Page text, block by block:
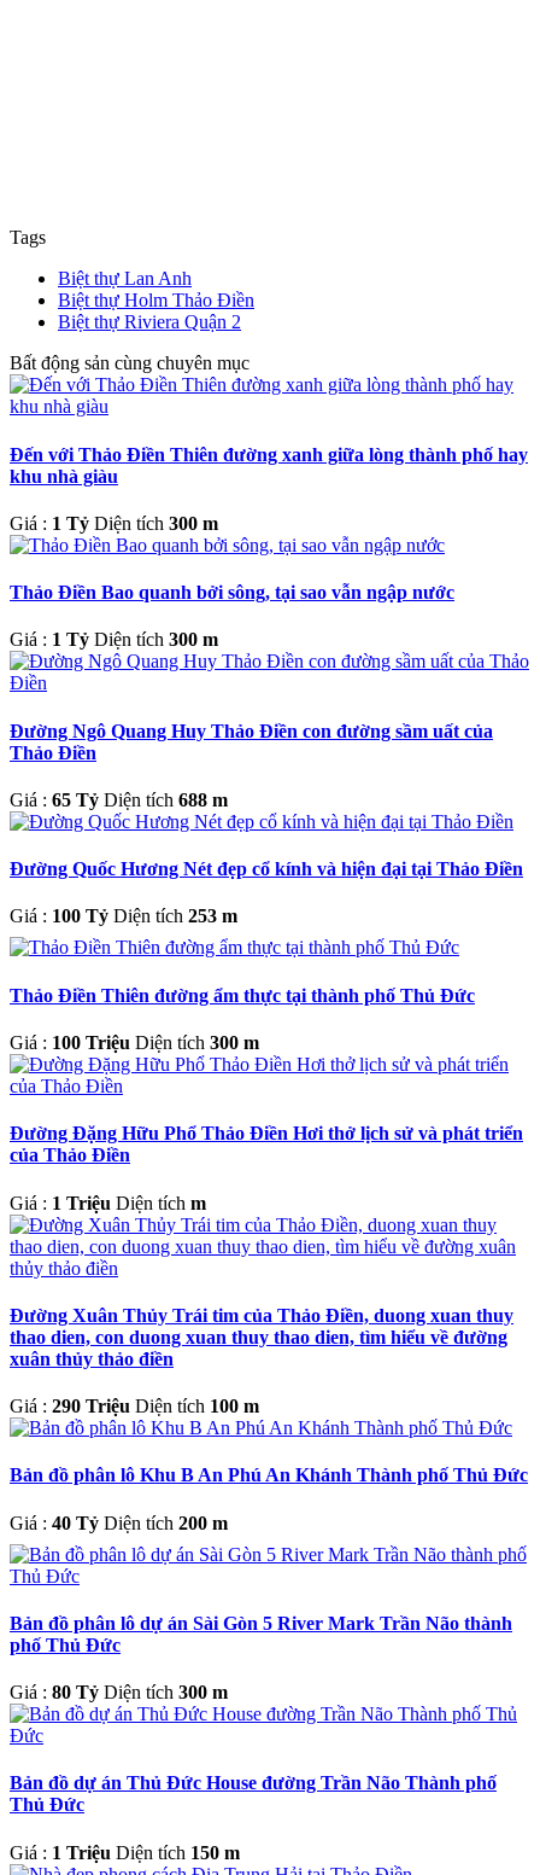
Tags
Biệt thự Lan Anh
Biệt thự Holm Thảo Điền
Biệt thự Riviera Quận 2
Bất động sản cùng chuyên mục
Đến với Thảo Điền Thiên đường xanh giữa lòng thành phố hay
khu nhà giàu
Giá : 1 Tỷ Diện tích 300 m
Thảo Điền Bao quanh bởi sông, tại sao vẫn ngập nước
Giá : 1 Tỷ Diện tích 300 m
Đường Ngô Quang Huy Thảo Điền con đường sầm uất của
Thảo Điền
Giá : 65 Tỷ Diện tích 688 m
Đường Quốc Hương Nét đẹp cổ kính và hiện đại tại Thảo Điền
Giá : 100 Tỷ Diện tích 253 m
Thảo Điền Thiên đường ẩm thực tại thành phố Thủ Đức
Giá : 100 Triệu Diện tích 300 m
Đường Đặng Hữu Phổ Thảo Điền Hơi thở lịch sử và phát triển
của Thảo Điền
Giá : 1 Triệu Diện tích m
Đường Xuân Thủy Trái tim của Thảo Điền, duong xuan thuy
thao dien, con duong xuan thuy thao dien, tìm hiểu về đường
xuân thủy thảo điền
Giá : 290 Triệu Diện tích 100 m
Bản đồ phân lô Khu B An Phú An Khánh Thành phố Thủ Đức
Giá : 40 Tỷ Diện tích 200 m
Bản đồ phân lô dự án Sài Gòn 5 River Mark Trần Não thành
phố Thủ Đức
Giá : 80 Tỷ Diện tích 300 m
Bản đồ dự án Thủ Đức House đường Trần Não Thành phố
Thủ Đức
Giá : 1 Triệu Diện tích 150 m